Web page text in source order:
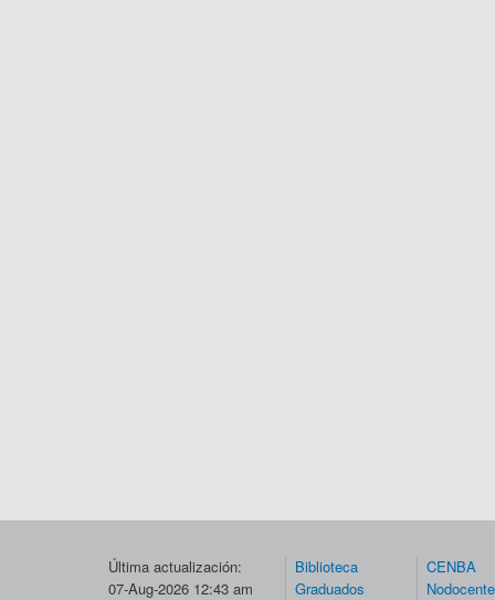
Última actualización:
07-Aug-2026 12:43 am
Biblioteca
Graduados
CENBA